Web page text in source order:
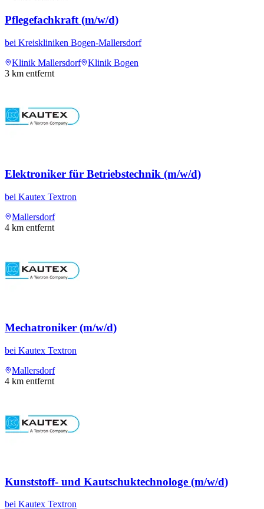
Pflegefachkraft (m/w/d)
bei Kreiskliniken Bogen-Mallersdorf
Klinik Mallersdorf
Klinik Bogen
3 km entfernt
Elektroniker für Betriebstechnik (m/w/d)
bei Kautex Textron
Mallersdorf
4 km entfernt
Mechatroniker (m/w/d)
bei Kautex Textron
Mallersdorf
4 km entfernt
Kunststoff- und Kautschuktechnologe (m/w/d)
bei Kautex Textron